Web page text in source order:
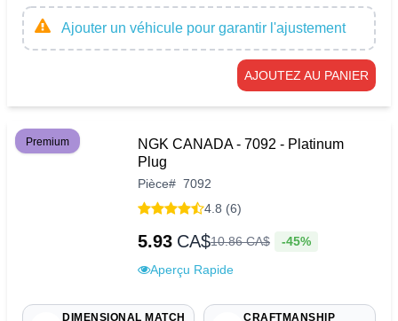
Ajouter un véhicule pour garantir l'ajustement
AJOUTEZ AU PANIER
Premium
NGK CANADA - 7092 - Platinum
Plug
Pièce# 7092
4.8 (6)
5.93 CA$10.86CA$ -45%
Aperçu Rapide
DIMENSIONAL MATCH
CRAFTMANSHIP